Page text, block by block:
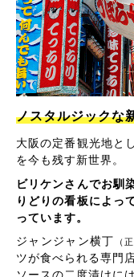
ノスタルジックな
大阪の定番観光地と
を今も残す新世界。
ビリケンさんでお馴
りどりの看板によっ
っています。
ジャンジャン横丁
（
ツが食べられる専門